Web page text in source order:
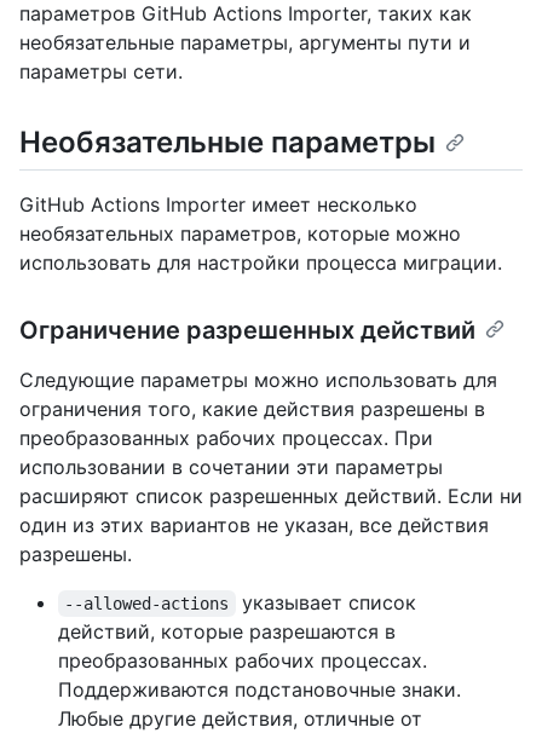
параметров GitHub Actions Importer, таких как
необязательные параметры, аргументы пути и
параметры сети.
Необязательные параметры
GitHub Actions Importer имеет несколько
необязательных параметров, которые можно
использовать для настройки процесса миграции.
Ограничение разрешенных действий
Следующие параметры можно использовать для
ограничения того, какие действия разрешены в
преобразованных рабочих процессах. При
использовании в сочетании эти параметры
расширяют список разрешенных действий. Если ни
один из этих вариантов не указан, все действия
разрешены.
--allowed-actions
указывает список
действий, которые разрешаются в
преобразованных рабочих процессах.
Поддерживаются подстановочные знаки.
Любые другие действия, отличные от